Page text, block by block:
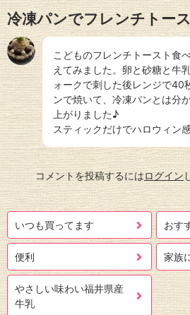
冷凍パンでフレンチトース
こどものフレンチトースト食
えてみました。卵と砂糖と牛
ォークで刺した後レンジで40
ンで焼いて、冷凍パンとは分
上がりました♪
スティックだけでハロウィン感
コメントを投稿するにはログイン
いつも買ってます おす
便利 家族
やさしい味わい福井県産
牛乳